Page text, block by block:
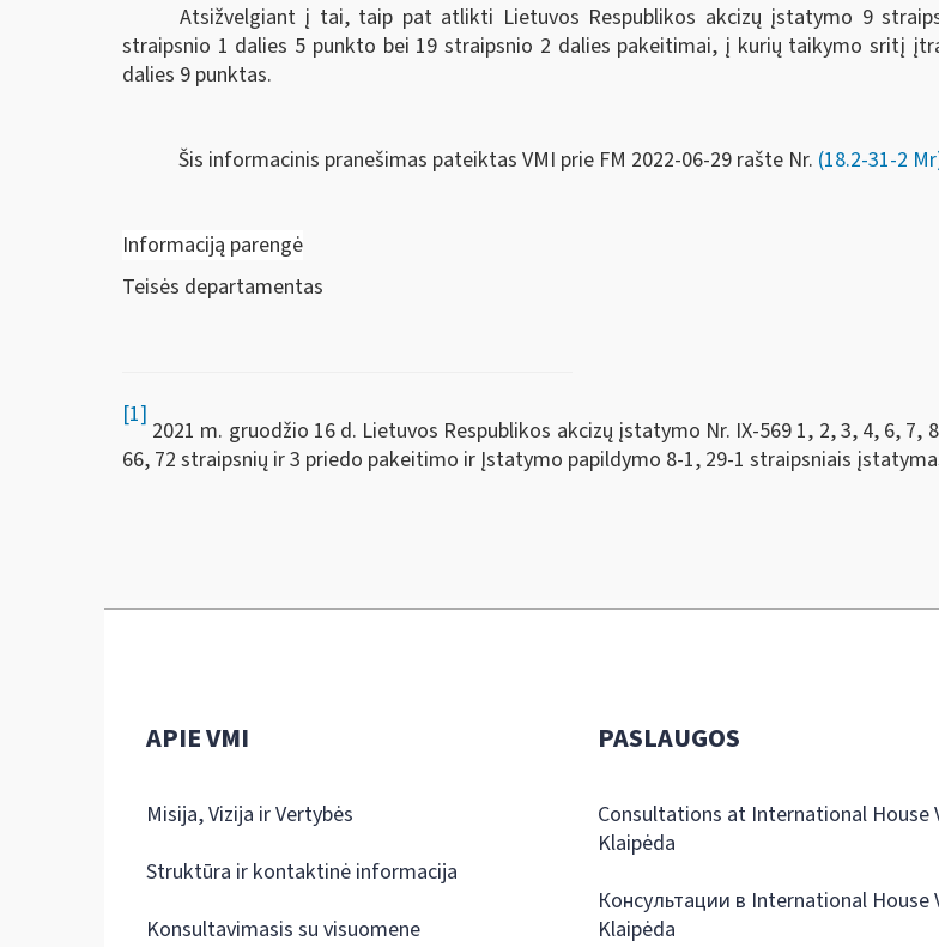
Atsižvelgiant į tai, taip pat atlikti Lietuvos Respublikos akcizų įstatymo 9
straipsnio 1 dalies 5 punkto bei 19 straipsnio 2 dalies pakeitimai, į kurių taikymo sritį
dalies 9 punktas.
Šis informacinis pranešimas pateiktas VMI prie FM 2022-06-29 rašte Nr. (18.2-31-2
Informaciją parengė
Teisės departamentas
[1]
2021 m. gruodžio 16 d. Lietuvos Respublikos akcizų įstatymo Nr. IX-569 1, 2, 3, 4, 6, 7,
66, 72 straipsnių ir 3 priedo pakeitimo ir Įstatymo papildymo 8-1, 29-1 straipsniais
APIE VMI
Misija, Vizija ir Vertybės
Struktūra ir kontaktinė informacija
Konsultavimasis su visuomene
PASLAUGOS
Consultations at International House
Klaipėda
Консультации в International House
Klaipėda